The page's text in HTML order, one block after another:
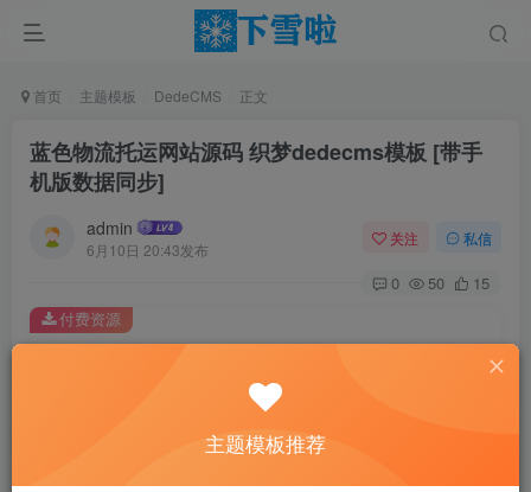
首页 主题模板 DedeCMS 正文
蓝色物流托运网站源码 织梦dedecms模板 [带手
机版数据同步]
admin
6月10日 20:43发布
关注 私信
0 50 15
此内容为付费资源，请付费后查看
￥0.01
付费资源
主题模板推荐